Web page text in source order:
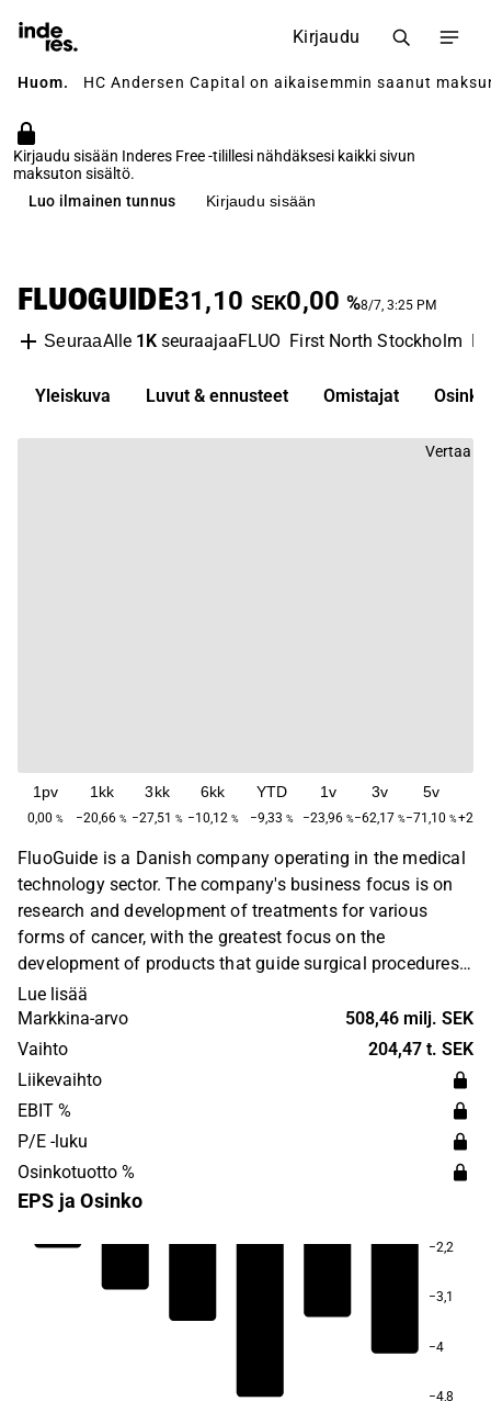
Kirjaudu
Huom. HC Andersen Capital on aikaisemmin saanut
Kirjaudu sisään Inderes Free -tilillesi nähdäksesi kaikki sivun
maksuton sisältö.
Luo ilmainen tunnus
Kirjaudu sisään
FLUOGUIDE31,10 SEK0,00 %8/7, 3:25 PM
SeuraaAlle 1KseuraajaaFLUO First North Stockholm
Yleiskuva Luvut & ennusteet Omistajat Osinko
Vertaa
1pv
0,00 %
1kk
−20,66 %
3kk
−27,51 %
6kk
−10,12 %
YTD
−9,33 %
1v
−23,96 %
3v
−62,17 %
5v
−71,10 %
FluoGuide is a Danish company operating in the medical
technology sector. The company's business focus is on
research and development of treatments for various
forms of cancer, with the greatest focus on the
development of products that guide surgical procedures.
The products bind to cancer cells, which then light up and
are intended to be used to precisely remove harmful
tumors in the patient's tissue.
Lue lisää
Markkina-arvo
508,46 milj. SEK
Vaihto
204,47 t. SEK
Liikevaihto
EBIT %
P/E -luku
Osinkotuotto %
EPS ja Osinko
−2,2
−3,1
−4
−4,8